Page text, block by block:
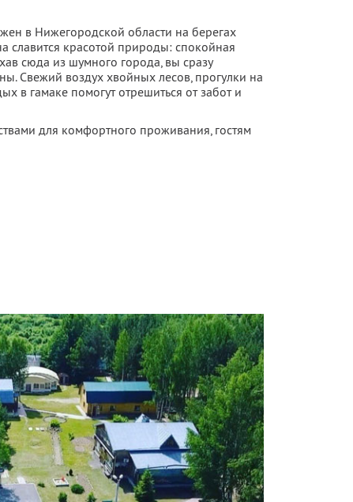
в Нижегородской области на берегах
славится красотой природы: спокойная
сюда из шумного города, вы сразу
Свежий воздух хвойных лесов, прогулки на
в гамаке помогут отрешиться от забот и
для комфортного проживания, гостям